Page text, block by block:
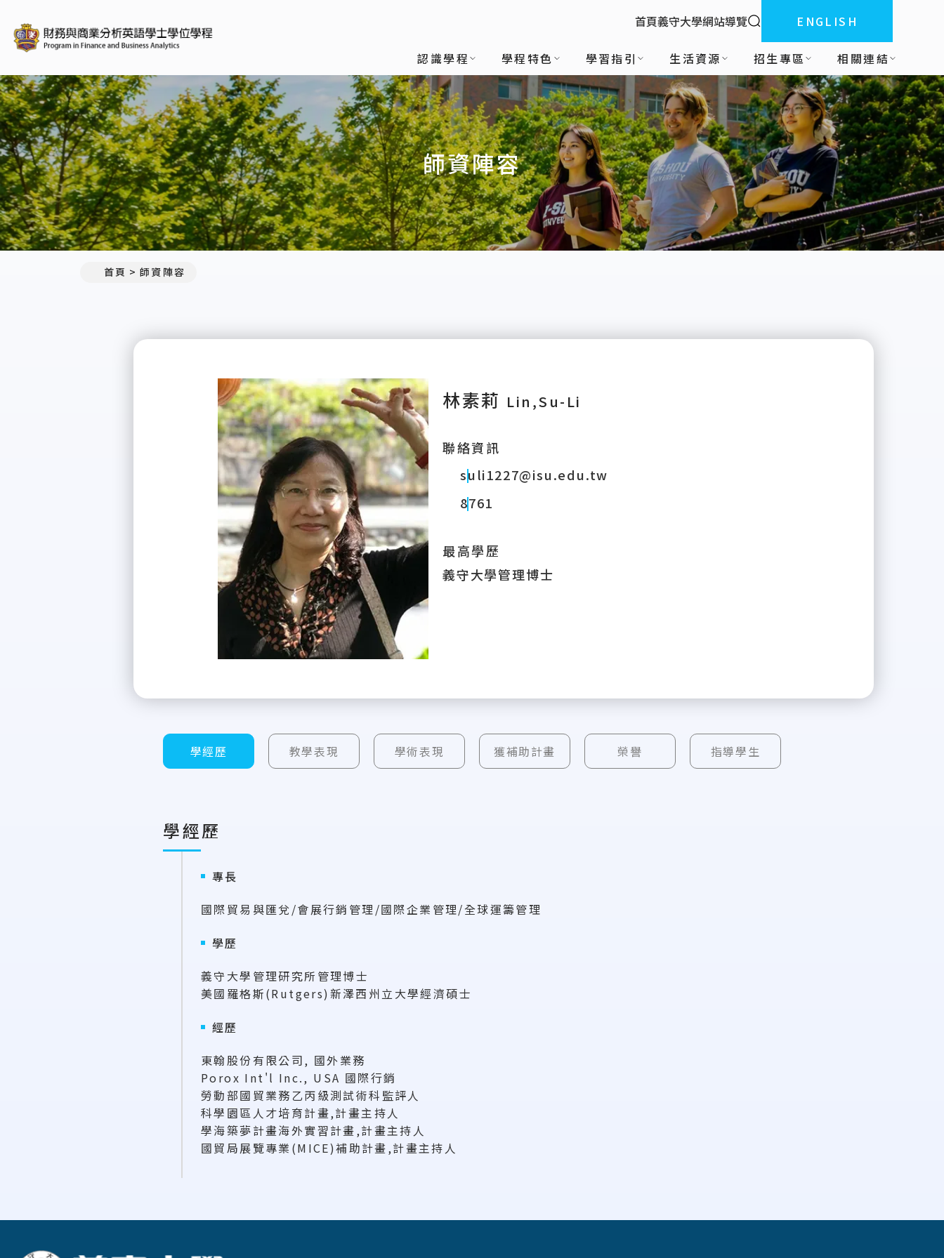
:::
首頁義守大學網站導覽 全站搜索ENGLISH
認識學程 學程特色 學習指引 生活資源 招生專區 相關連結
師資陣容
首頁 師資陣容
林素莉 Lin,Su-Li
聯絡資訊
suli1227@isu.edu.tw
8761
最高學歷
義守大學管理博士
學經歷 教學表現 學術表現 獲補助計畫 榮譽 指導學生
學經歷
專長
國際貿易與匯兌/會展行銷管理/國際企業管理/全球運籌管理
學歷
義守大學管理研究所管理博士
美國羅格斯(Rutgers)新澤西州立大學經濟碩士
經歷
東翰股份有限公司, 國外業務
Porox Int'l Inc., USA 國際行銷
勞動部國貿業務乙丙級測試術科監評人
科學園區人才培育計畫,計畫主持人
學海築夢計畫海外實習計畫,計畫主持人
國貿局展覽專業(MICE)補助計畫,計畫主持人